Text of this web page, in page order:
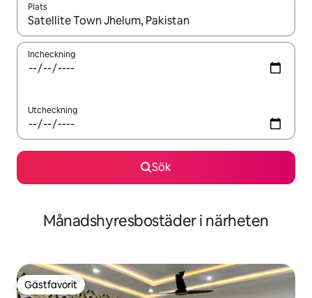
Plats
När resultaten är tillgängliga kan du navigera med upp- och
Incheckning
Utcheckning
Sök
Månadshyresbostäder i närheten
Gästfavorit
Gästfavorit